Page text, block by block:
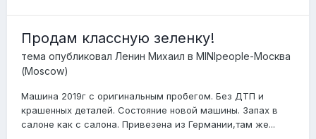
Продам классную зеленку!
тема опубликовал Ленин Михаил в MINIpeople-Москва
(Moscow)
Машина 2019г с оригинальным пробегом. Без ДТП и
крашенных деталей. Состояние новой машины. Запах в
салоне как с салона. Привезена из Германии,там же...